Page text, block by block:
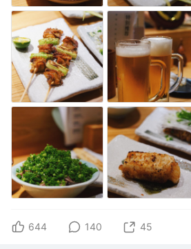
644 140 45